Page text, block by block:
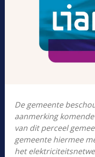
De gemeente
aanmerking
van dit perceel
gemeente hiermee
het